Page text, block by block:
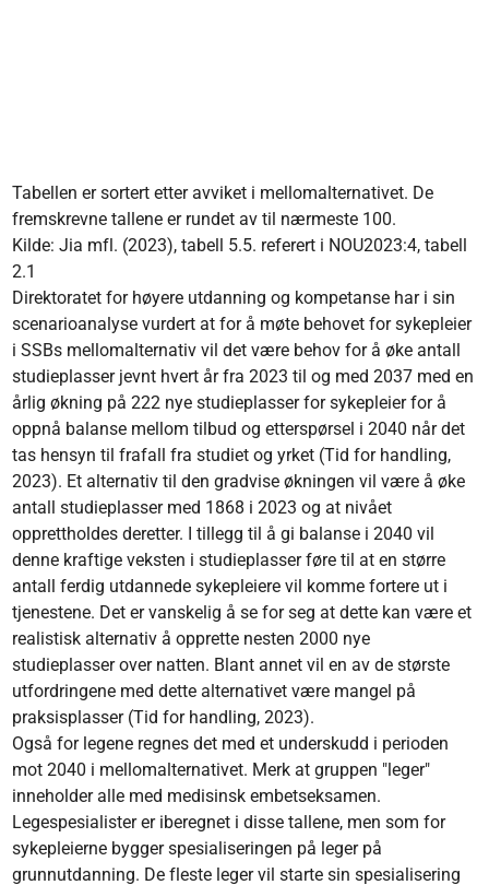
Tabellen er sortert etter avviket i mellomalternativet. De
fremskrevne tallene er rundet av til nærmeste 100.
Kilde: Jia mfl. (2023), tabell 5.5. referert i NOU2023:4, tabell
2.1
Direktoratet for høyere utdanning og kompetanse har i sin
scenarioanalyse vurdert at for å møte behovet for sykepleier
i SSBs mellomalternativ vil det være behov for å øke antall
studieplasser jevnt hvert år fra 2023 til og med 2037 med en
årlig økning på 222 nye studieplasser for sykepleier for å
oppnå balanse mellom tilbud og etterspørsel i 2040 når det
tas hensyn til frafall fra studiet og yrket (Tid for handling,
2023). Et alternativ til den gradvise økningen vil være å øke
antall studieplasser med 1868 i 2023 og at nivået
opprettholdes deretter. I tillegg til å gi balanse i 2040 vil
denne kraftige veksten i studieplasser føre til at en større
antall ferdig utdannede sykepleiere vil komme fortere ut i
tjenestene. Det er vanskelig å se for seg at dette kan være et
realistisk alternativ å opprette nesten 2000 nye
studieplasser over natten. Blant annet vil en av de største
utfordringene med dette alternativet være mangel på
praksisplasser (Tid for handling, 2023).
Også for legene regnes det med et underskudd i perioden
mot 2040 i mellomalternativet. Merk at gruppen "leger"
inneholder alle med medisinsk embetseksamen.
Legespesialister er iberegnet i disse tallene, men som for
sykepleierne bygger spesialiseringen på leger på
grunnutdanning. De fleste leger vil starte sin spesialisering